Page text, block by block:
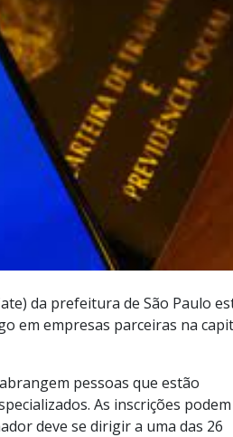
da prefeitura de São Paulo
em empresas parceiras na
pessoas que estão
As inscrições
deve se dirigir a uma das 26